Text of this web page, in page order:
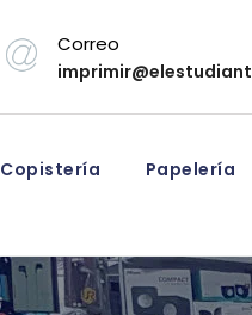
Correo
Copistería Papelería